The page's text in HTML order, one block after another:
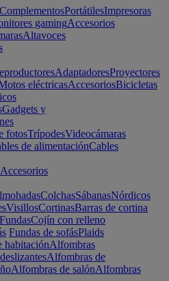
ComplementosPortátilesImpresoras
gamingAccesorios
Altavoces
AdaptadoresProyectores
eléctricasAccesoriosBicicletas
Gadgets y
fotosTrípodesVideocámaras
de alimentaciónCables
Accesorios
ColchasSábanasNórdicos
VisillosCortinasBarras de cortina
FundasCojín con relleno
Fundas de sofásPlaids
habitaciónAlfombras
Alfombras de
Alfombras de salónAlfombras